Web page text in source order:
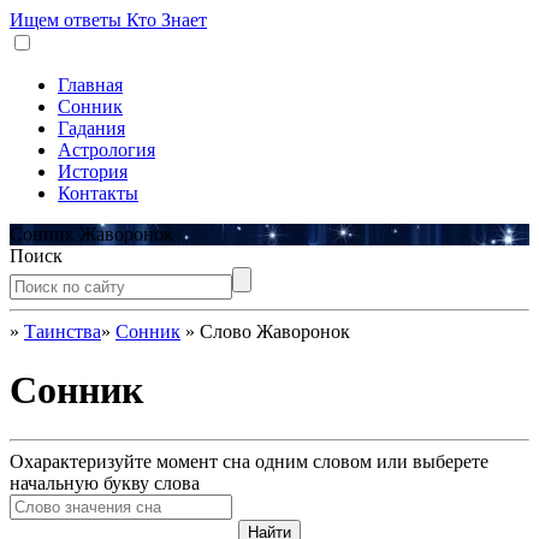
Ищем ответы Кто Знает
Главная
Сонник
Гадания
Астрология
История
Контакты
Сонник Жаворонок
Поиск
» Таинства» Сонник » Слово Жаворонок
Сонник
Охарактеризуйте момент сна одним словом или выберете
начальную букву слова